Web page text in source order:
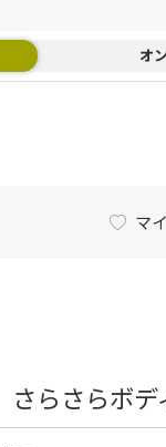
オ
マ
らさらボ